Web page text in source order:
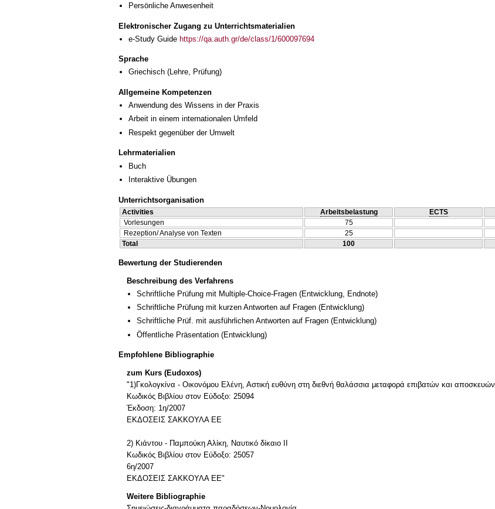
Persönliche Anwesenheit
Elektronischer Zugang zu Unterrichtsmaterialien
e-Study Guide https://qa.auth.gr/de/class/1/600097694
Sprache
Griechisch (Lehre, Prüfung)
Allgemeine Kompetenzen
Anwendung des Wissens in der Praxis
Arbeit in einem internationalen Umfeld
Respekt gegenüber der Umwelt
Lehrmaterialien
Buch
Interaktive Übungen
Unterrichtsorganisation
Activities Arbeitsbelastung ECTS
Vorlesungen
75
Rezeption/ Analyse von Texten
25
Total
100
Bewertung der Studierenden
Beschreibung des Verfahrens
Schriftliche Prüfung mit Multiple-Choice-Fragen (Entwicklung, Endnote)
Schriftliche Prüfung mit kurzen Antworten auf Fragen (Entwicklung)
Schriftliche Prüf. mit ausführlichen Antworten auf Fragen (Entwicklung)
Öffentliche Präsentation (Entwicklung)
Empfohlene Bibliographie
zum Kurs (Eudoxos)
"1)Γκολογκίνα - Οικονόμου Ελένη, Αστική ευθύνη στη διεθνή θαλάσσια μεταφορά επιβατών και αποσκευών
Κωδικός Βιβλίου στον Εύδοξο: 25094
Έκδοση: 1η/2007
ΕΚΔΟΣΕΙΣ ΣΑΚΚΟΥΛΑ ΕΕ
2) Κιάντου - Παμπούκη Αλίκη, Ναυτικό δίκαιο ΙΙ
Κωδικός Βιβλίου στον Εύδοξο: 25057
6η/2007
ΕΚΔΟΣΕΙΣ ΣΑΚΚΟΥΛΑ ΕΕ"
Weitere Bibliographie